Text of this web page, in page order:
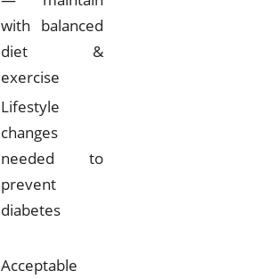
with balanced
diet &
exercise
Lifestyle
changes
needed to
prevent
diabetes
Acceptable